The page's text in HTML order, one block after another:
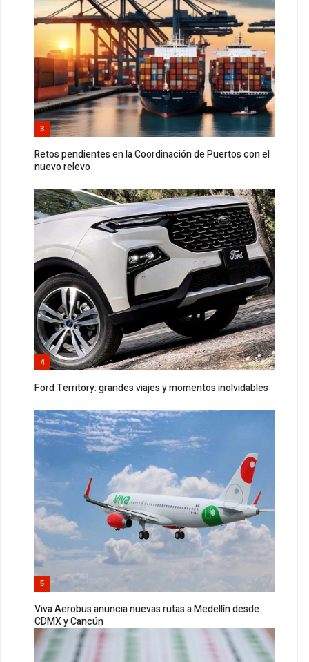
3
Retos pendientes en la Coordinación de Puertos con el
nuevo relevo
4
Ford Territory: grandes viajes y momentos inolvidables
5
Viva Aerobus anuncia nuevas rutas a Medellín desde
CDMX y Cancún